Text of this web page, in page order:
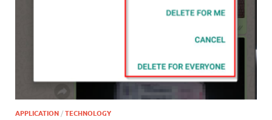
APPLICATION / TECHNOLOGY